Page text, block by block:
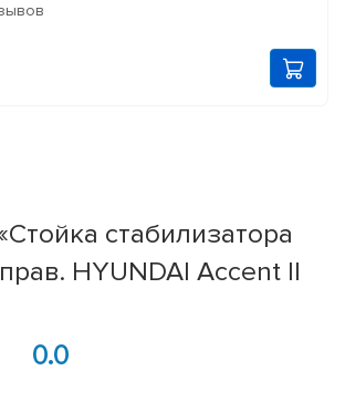
стабилизатора
HYUNDAI Accent II
0.0